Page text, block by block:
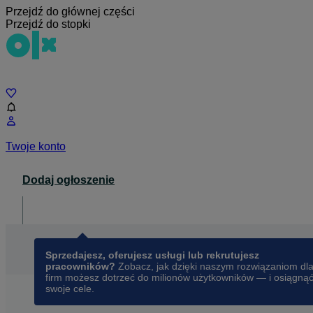
Przejdź do głównej części
Przejdź do stopki
Twoje konto
Dodaj ogłoszenie
Sprzedajesz, oferujesz usługi lub rekrutujesz
pracowników? Zobacz, jak dzięki naszym rozwiązaniom dla
firm możesz dotrzeć do milionów użytkowników — i osiągnąć
swoje cele.